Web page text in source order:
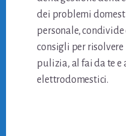
dei problemi
personale,
consigli per
pulizia, al fai da te e
elettrodomestici.